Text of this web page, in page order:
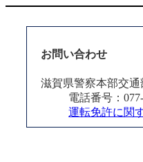
お問い合わせ
滋賀県警察本部交
電話番号：
運転免許に関